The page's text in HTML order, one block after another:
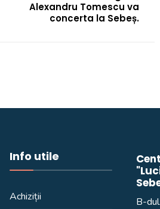
Alexandru Tomescu va
concerta la Sebeș.
Info utile
Achiziții
B-